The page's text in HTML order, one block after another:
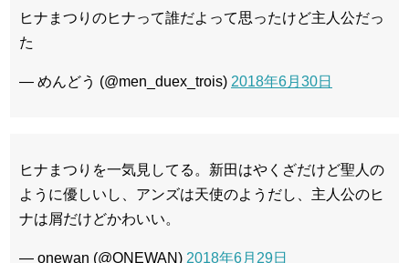
ヒナまつりのヒナって誰だよって思ったけど主人公だっ
た
— めんどう (@men_duex_trois) 2018年6月30日
ヒナまつりを一気見してる。新田はやくざだけど聖人の
ように優しいし、アンズは天使のようだし、主人公のヒ
ナは屑だけどかわいい。
— onewan (@ONEWAN) 2018年6月29日